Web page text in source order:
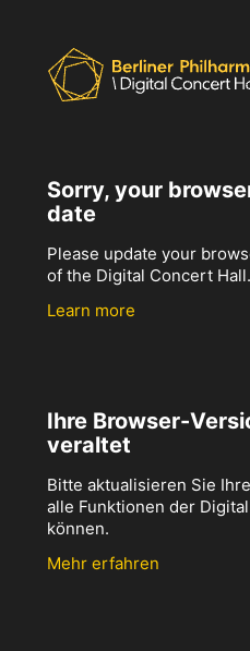
Sorry, your
date
Please update your
of the Digital Concert Hall.
Learn more
Ihre Browser-
veraltet
Bitte aktualisieren Sie
alle Funktionen der
können.
Mehr erfahren